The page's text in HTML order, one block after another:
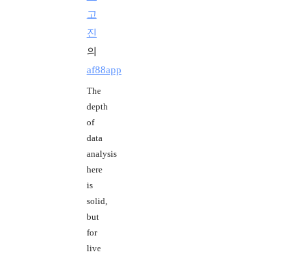
고
진
의
af88app
The
depth
of
data
analysis
here
is
solid,
but
for
live